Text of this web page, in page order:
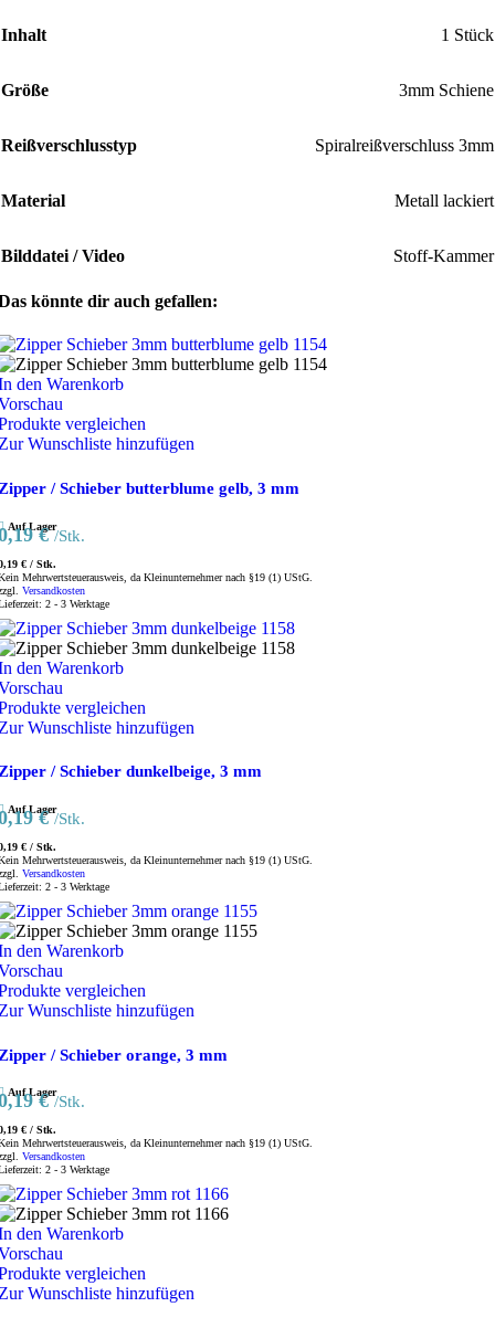
Inhalt 1 Stück
Größe 3mm Schiene
Reißverschlusstyp Spiralreißverschluss 3mm
Material Metall lackiert
Bilddatei / Video Stoff-Kammer
könnte dir auch gefallen:
den Warenkorb
vergleichen
Wunschliste hinzufügen
/ Schieber butterblume gelb, 3 mm
Auf Lager
€ /Stk.
€ / Stk.
Mehrwertsteuerausweis, da Kleinunternehmer nach §19 (1) UStG.
Versandkosten
2 - 3 Werktage
den Warenkorb
vergleichen
Wunschliste hinzufügen
/ Schieber dunkelbeige, 3 mm
Auf Lager
€ /Stk.
€ / Stk.
Mehrwertsteuerausweis, da Kleinunternehmer nach §19 (1) UStG.
Versandkosten
2 - 3 Werktage
den Warenkorb
vergleichen
Wunschliste hinzufügen
/ Schieber orange, 3 mm
Auf Lager
€ /Stk.
€ / Stk.
Mehrwertsteuerausweis, da Kleinunternehmer nach §19 (1) UStG.
Versandkosten
2 - 3 Werktage
den Warenkorb
vergleichen
Wunschliste hinzufügen